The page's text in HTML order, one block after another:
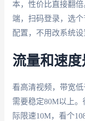
本，性价比直接翻
端，扫码登录，选
配置，不用改系统设
流量和速
看高清视频，带宽
需要稳定80M以上
际限速10M，看个